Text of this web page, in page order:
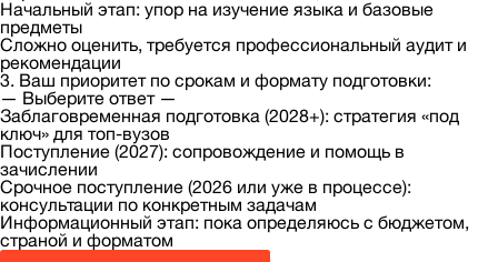
Начальный этап: упор на изучение языка и базовые
предметы
Сложно оценить, требуется профессиональный аудит и
рекомендации
3. Ваш приоритет по срокам и формату подготовки:
— Выберите ответ —
Заблаговременная подготовка (2028+): стратегия «под
ключ» для топ-вузов
Поступление (2027): сопровождение и помощь в
зачислении
Срочное поступление (2026 или уже в процессе):
консультации по конкретным задачам
Информационный этап: пока определяюсь с бюджетом,
страной и форматом